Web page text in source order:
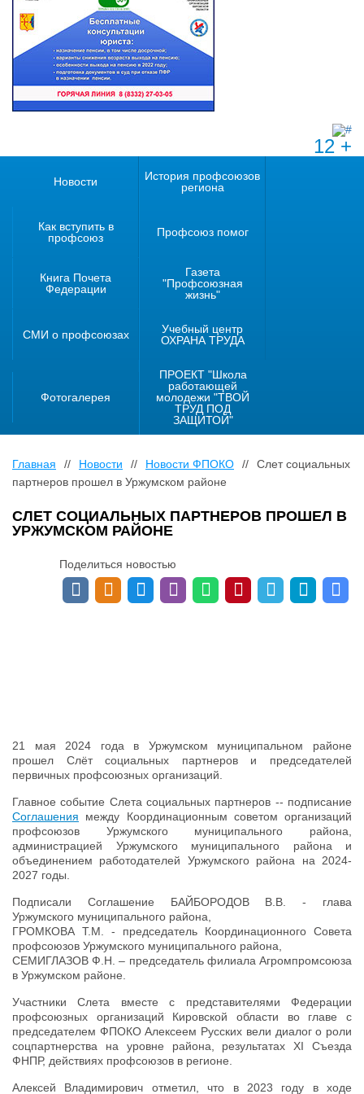
12 +
Новости
История профсоюзов
региона
Как вступить в
профсоюз
Профсоюз помог
Книга Почета
Федерации
Газета
"Профсоюзная
жизнь"
СМИ о профсоюзах
Учебный центр
ОХРАНА ТРУДА
Фотогалерея
ПРОЕКТ "Школа
работающей
молодежи "ТВОЙ
ТРУД ПОД
ЗАЩИТОЙ"
Главная // Новости // Новости ФПОКО //
Слет социальных
партнеров прошел в Уржумском районе
СЛЕТ СОЦИАЛЬНЫХ ПАРТНЕРОВ ПРОШЕЛ В
УРЖУМСКОМ РАЙОНЕ
Поделиться новостью
21 мая 2024 года в Уржумском муниципальном районе
прошел Слёт социальных партнеров и председателей
первичных профсоюзных организаций.
Главное событие Слета социальных партнеров -- подписание
Соглашения между Координационным советом организаций
профсоюзов Уржумского муниципального района,
администрацией Уржумского муниципального района и
объединением работодателей Уржумского района на 2024-
2027 годы.
Подписали Соглашение БАЙБОРОДОВ В.В. - глава
Уржумского муниципального района,
ГРОМКОВА Т.М. - председатель Координационного Совета
профсоюзов Уржумского муниципального района,
СЕМИГЛАЗОВ Ф.Н. – председатель филиала Агромпромсоюза
в Уржумском районе.
Участники Слета вместе с представителями Федерации
профсоюзных организаций Кировской области во главе с
председателем ФПОКО Алексеем Русских вели диалог о роли
соцпартнерства на уровне района, результатах XI Съезда
ФНПР, действиях профсоюзов в регионе.
Алексей Владимирович отметил, что в 2023 году в ходе